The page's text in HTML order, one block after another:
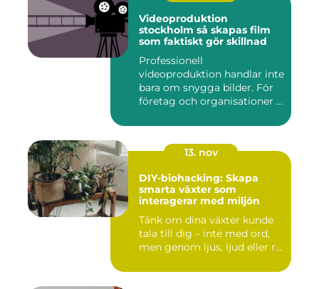
Videoproduktion
stockholm så skapas film
som faktiskt gör skillnad
Professionell
videoproduktion handlar inte
bara om snygga bilder. För
företag och organisationer i
13. nov
DIY-biohacking: Skapa
smarta växter som
interagerar med miljön
Tänk om dina växter kunde
tala till dig – inte med ord,
men genom ljus, ljud eller r...